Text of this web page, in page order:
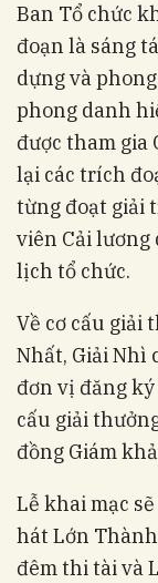
Ban Tổ chức
đoạn là sáng
dựng và
phong danh
được tham gia
lại các trích
từng đoạt giải
viên Cải lương
lịch tổ chức.
Về cơ cấu giải
Nhất, Giải Nhì
đơn vị đăng ký
cấu giải
đồng Giám
Lễ khai mạc
hát Lớn
đêm thi tài và